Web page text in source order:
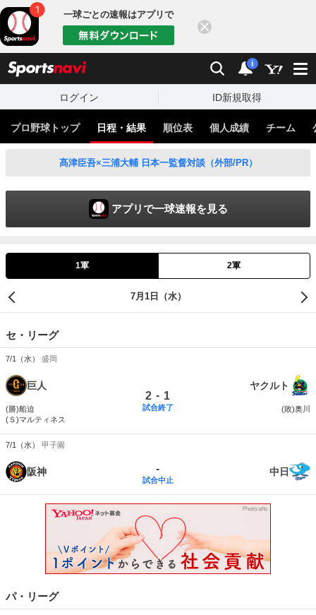
一球ごとの速報はアプリで
検索 通知
i
ログイン ID新規取得
プロ野球トップ 日程・結果 順位表 個人成績 チーム
髙津臣吾×三浦大輔 日本一監督対談（外部/PR）
アプリで一球速報を見る
1軍 2軍
7月1日（水）
セ・リーグ
7/1（水） 盛岡
巨人
(勝)船迫
(Ｓ)マルティネス
2 - 1
試合終了
ヤクルト
(敗)奥川
7/1（水） 甲子園
阪神 -
試合中止
中日
パ・リーグ